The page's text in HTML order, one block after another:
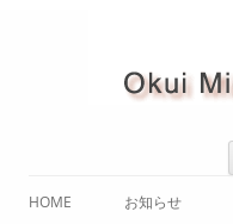
HOME お知らせ